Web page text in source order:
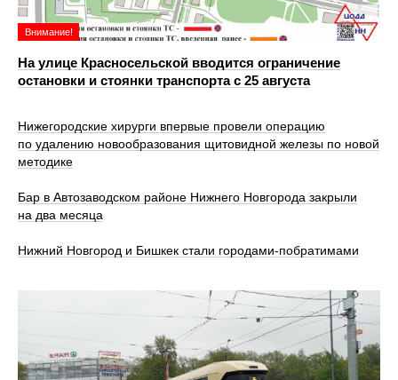
Внимание!
На улице Красносельской вводится ограничение
остановки и стоянки транспорта с 25 августа
Нижегородские хирурги впервые провели операцию
по удалению новообразования щитовидной железы по новой
методике
Бар в Автозаводском районе Нижнего Новгорода закрыли
на два месяца
Нижний Новгород и Бишкек стали городами-побратимами